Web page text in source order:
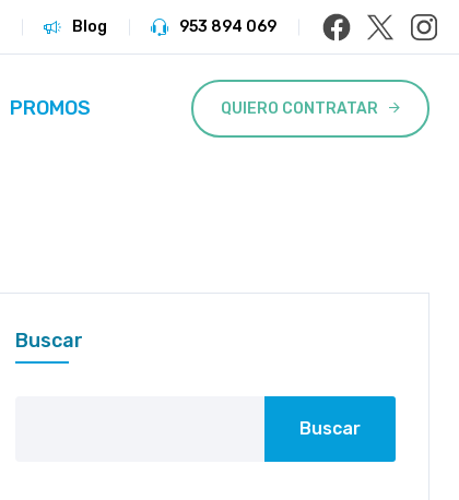
Blog 953 894 069
PROMOS QUIERO CONTRATAR
Buscar
Buscar